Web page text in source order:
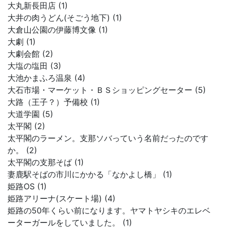
大丸新長田店 (1)
大井の肉うどん(そごう地下) (1)
大倉山公園の伊藤博文像 (1)
大劇 (1)
大劇会館 (2)
大塩の塩田 (3)
大池かまふろ温泉 (4)
大石市場・マーケット・ＢＳショッピングセーター (5)
大路（王子？）予備校 (1)
大道学園 (5)
太平閣 (2)
太平閣のラーメン。支那ソバっていう名前だったのです
か。 (2)
太平閣の支那そば (1)
妻鹿駅そばの市川にかかる「なかよし橋」 (1)
姫路OS (1)
姫路アリーナ(スケート場) (4)
姫路の50年くらい前になります。ヤマトヤシキのエレベ
ーターガールをしていました。 (1)